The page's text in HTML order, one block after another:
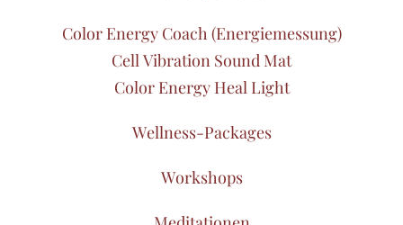
Color Energy Coach (Energiemessung)
Cell Vibration Sound Mat
Color Energy Heal Light
Wellness-Packages
Workshops